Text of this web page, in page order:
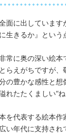
面に出していま
生きるか』という
常に奥の深い絵本
らえがちですが、
の豊かな感性と想
れたたくましい“
を代表する絵本作
い年代に支持され